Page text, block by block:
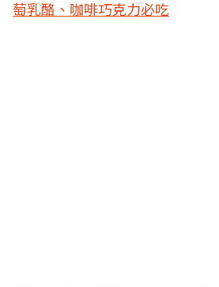
萄乳酪、咖啡巧克力必吃